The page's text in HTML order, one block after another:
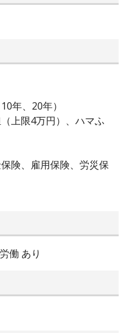
年、20年）
上限4万円）、ハマふ
険、雇用保険、労災保
働 あり